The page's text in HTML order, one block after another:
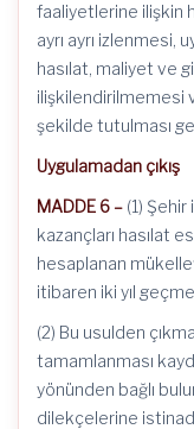
faaliyetlerine ilişkin
ayrı ayrı izlenmesi,
hasılat, maliyet ve
ilişkilendirilmemesi
şekilde tutulması
Uygulamadan çıkış
MADDE 6 – (1) Şehir
kazançları hasılat
hesaplanan
itibaren iki yıl
(2) Bu usulden
tamamlanması
yönünden bağlı
dilekçelerine